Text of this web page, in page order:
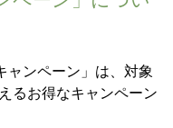
ャンペーン」は、対象
るお得なキャンペーン